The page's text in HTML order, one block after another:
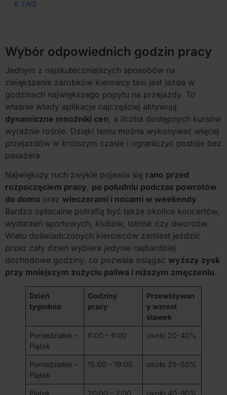
8 FAQ
Wybór odpowiednich godzin pracy
Jednym z najskuteczniejszych sposobów na
zwiększenie zarobków kierowcy taxi jest jazda w
godzinach największego popytu na przejazdy. To
właśnie wtedy aplikacje najczęściej aktywują
dynamiczne mnożniki cen, a liczba dostępnych kursów
wyraźnie rośnie. Dzięki temu można wykonywać więcej
przejazdów w krótszym czasie i ograniczyć postoje bez
pasażera.
Największy ruch zwykle pojawia się rano przed
rozpoczęciem pracy, po południu podczas powrotów
do domu oraz wieczorami i nocami w weekendy.
Bardzo opłacalne potrafią być także okolice koncertów,
wydarzeń sportowych, klubów, lotnisk czy dworców.
Wielu doświadczonych kierowców zamiast jeździć
przez cały dzień wybiera jedynie najbardziej
dochodowe godziny, co pozwala osiągać wyższy zysk
przy mniejszym zużyciu paliwa i niższym zmęczeniu.
Dzień
tygodnia
Godziny
pracy
Przewidywan
y wzrost
stawek
Poniedziałek –
Piątek
6:00 – 9:00 około 20-40%
Poniedziałek –
Piątek
15:00 – 19:00 około 25-50%